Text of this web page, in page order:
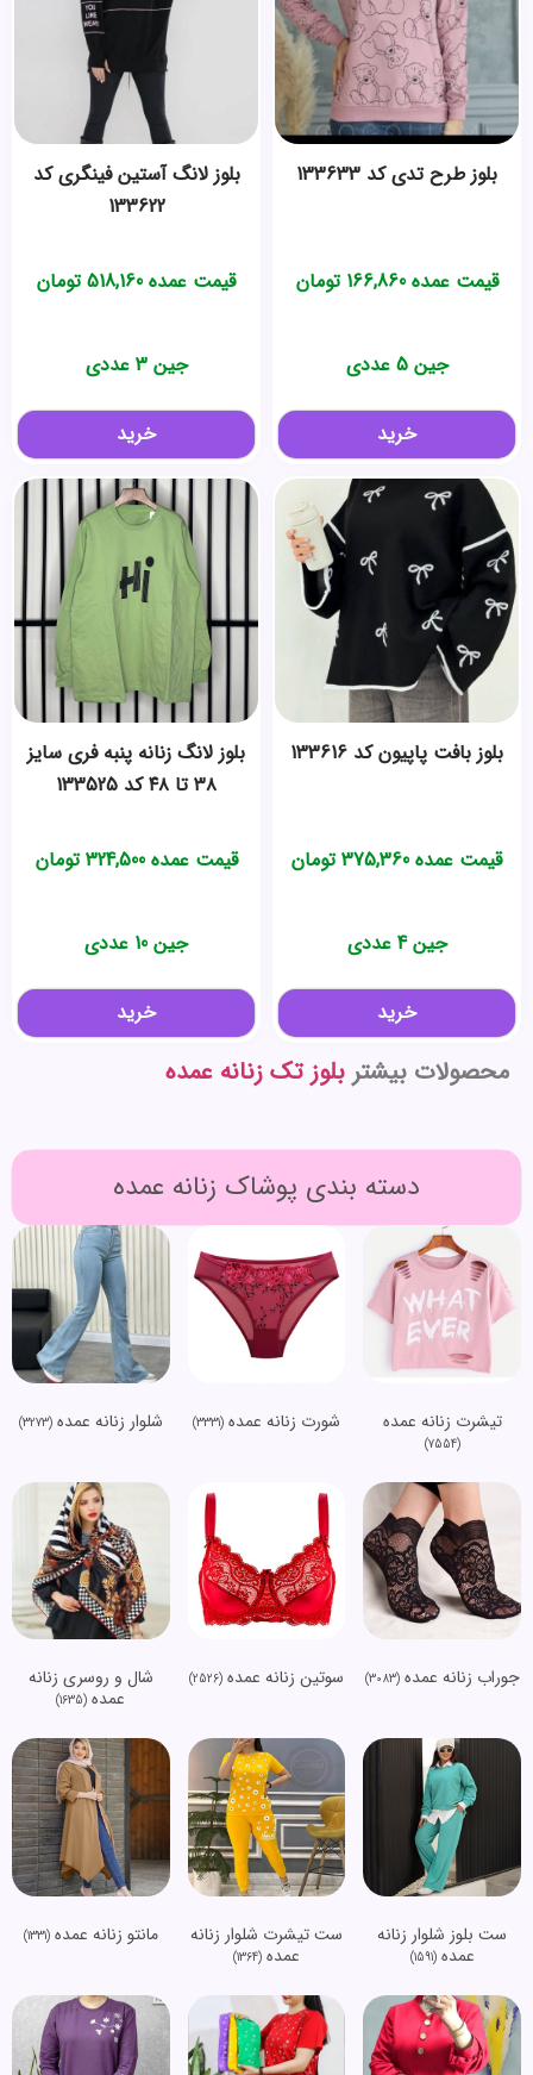
بلوز طرح تدی کد 133633
قیمت عمده166,860 تومان
جین 5 عددی
خرید
بلوز لانگ آستین فینگری کد
133622
قیمت عمده518,160 تومان
جین 3 عددی
خرید
بلوز بافت پاپیون کد 133616
قیمت عمده375,360 تومان
جین 4 عددی
خرید
بلوز لانگ زنانه پنبه فری سایز
۳۸ تا ۴۸ کد 133525
قیمت عمده324,500 تومان
جین 10 عددی
خرید
محصولات بیشتر بلوز تک زنانه عمده
دسته بندی پوشاک زنانه عمده
تیشرت زنانه عمده
(7554)
شورت زنانه عمده (3331) شلوار زنانه عمده(3273)
جوراب زنانه عمده(3083) سوتین زنانه عمده (2526)
شال و روسری زنانه
عمده (1635)
ست بلوز شلوار زنانه
عمده(1591)
ست تیشرت شلوار زنانه
عمده (1364)
مانتو زنانه عمده(1331)